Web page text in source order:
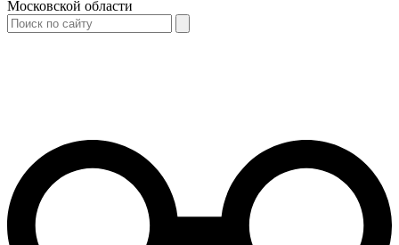
Московской области